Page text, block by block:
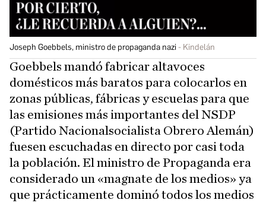
Joseph Goebbels, ministro de propaganda nazi Kindelán
Goebbels mandó fabricar altavoces
domésticos más baratos para colocarlos en
zonas públicas, fábricas y escuelas para que
las emisiones más importantes del NSDP
(Partido Nacionalsocialista Obrero Alemán)
fuesen escuchadas en directo por casi toda
la población. El ministro de Propaganda era
considerado un «magnate de los medios» ya
que prácticamente dominó todos los medios